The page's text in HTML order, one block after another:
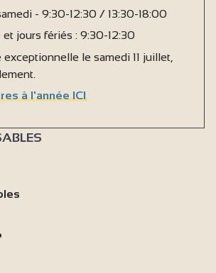
- 9:30-12:30 / 13:30-18:00
et jours fériés : 9:30-12:30
exceptionnelle le samedi 11 juillet,
à l'année ICI